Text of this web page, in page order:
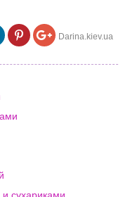
Darina.kiev.ua